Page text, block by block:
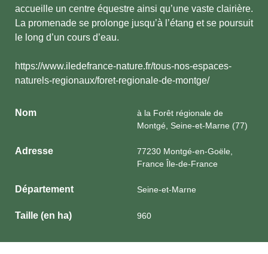
accueille un centre équestre ainsi qu’une vaste clairière.
La promenade se prolonge jusqu’à l’étang et se poursuit
le long d’un cours d’eau.
https://www.iledefrance-nature.fr/tous-nos-espaces-
naturels-regionaux/foret-regionale-de-montge/
Nom
à la Forêt régionale de
Montgé, Seine-et-Marne (77)
Adresse
77230 Montgé-en-Goële,
France Île-de-France
Département Seine-et-Marne
Taille (en ha) 960